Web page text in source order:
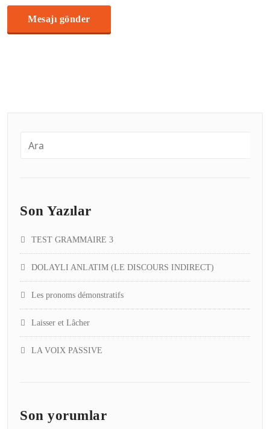
Son Yazılar
TEST GRAMMAIRE 3
DOLAYLI ANLATIM (LE DISCOURS INDIRECT)
Les pronoms démonstratifs
Laisser et Lâcher
LA VOIX PASSIVE
Son yorumlar